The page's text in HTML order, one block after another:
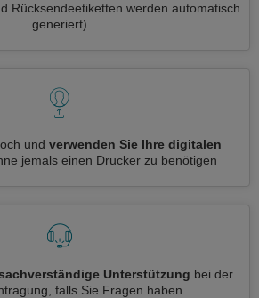
Rücksendeetiketten werden automatisch
generiert)
und verwenden Sie Ihre digitalen
jemals einen Drucker zu benötigen
Unterstützung bei der
falls Sie Fragen haben